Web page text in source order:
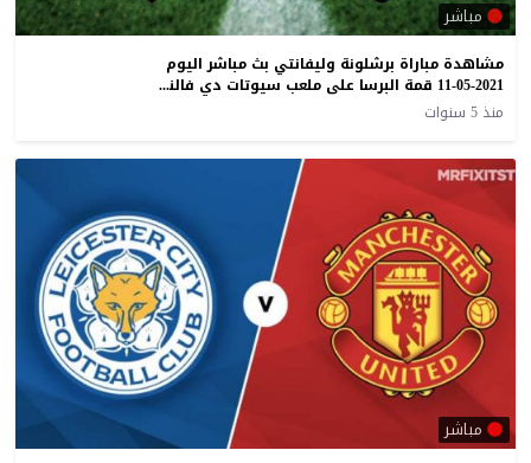
مباشر
مشاهدة مباراة برشلونة وليفانتي بث مباشر اليوم
11-05-2021 قمة البرسا على ملعب سيوتات دي فالنسيا في الليجا
منذ 5 سنوات
مباشر